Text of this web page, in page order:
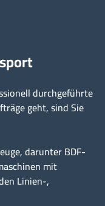
durchgeführte
geht, sind Sie
darunter BDF-
mit
Linien-,